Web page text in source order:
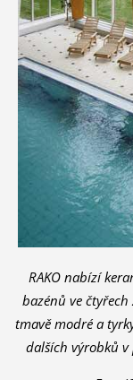
RAKO nabízí
bazénů ve
tmavě modré a
dalších výrobků v